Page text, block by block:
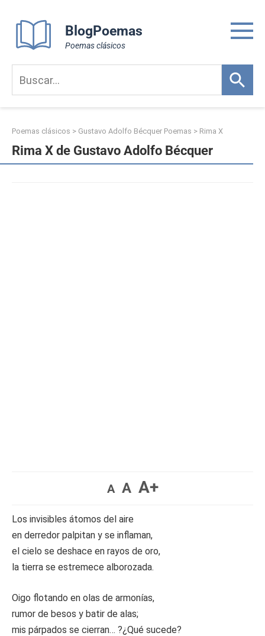
content
BlogPoemas
Poemas clásicos
Poemas clásicos > Gustavo Adolfo Bécquer Poemas > Rima X
Rima X de Gustavo Adolfo Bécquer
A A A+
Los invisibles átomos del aire
en derredor palpitan y se inflaman,
el cielo se deshace en rayos de oro,
la tierra se estremece alborozada.
Oigo flotando en olas de armonías,
rumor de besos y batir de alas;
mis párpados se cierran… ?¿Qué sucede?